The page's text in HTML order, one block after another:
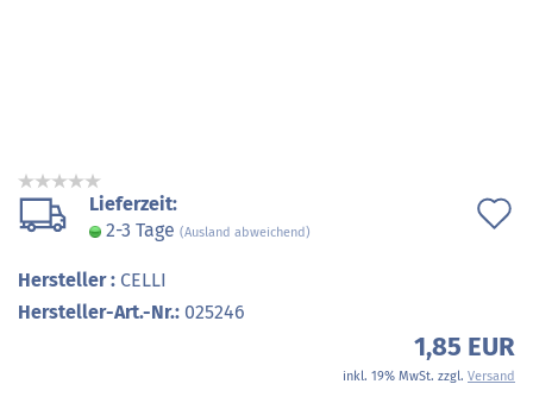
Lieferzeit:
2-3 Tage (Ausland abweichend)
Hersteller : CELLI
Hersteller-Art.-Nr.: 025246
1,85 EUR
inkl. 19% MwSt. zzgl. Versand